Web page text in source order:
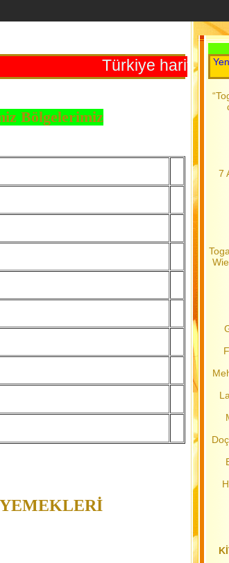
Türkiye
Bölgelerimiz
Her Gün Yeni
7